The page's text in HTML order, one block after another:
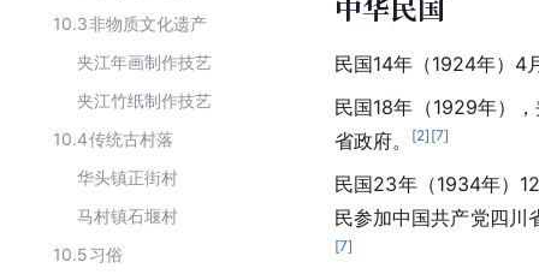
10.3非物质文化遗产
夹江年画制作技艺
夹江竹纸制作技艺
10.4传统古村落
华头镇正街村
马村镇石堰村
10.5习俗
中华民国
民国14年（1924年）4
民国18年（1929年）
省政府。
[2] [7]
民国23年（1934年）
民参加中国共产党四川
[7]